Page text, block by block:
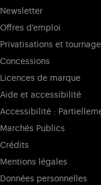
Newsletter
Offres d'emploi
Privatisations et
Concessions
Licences de marque
Aide et accessibilité
Accessibilité :
Marchés Publics
Crédits
Mentions légales
Données personnelles